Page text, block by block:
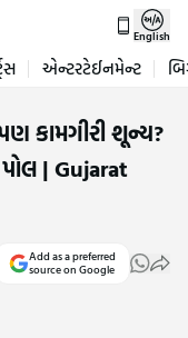
English
એન્ટરટેઈનમેન્ટ
કામગીરી શૂન્ય?
| Gujarat
Add as a preferred
source on Google